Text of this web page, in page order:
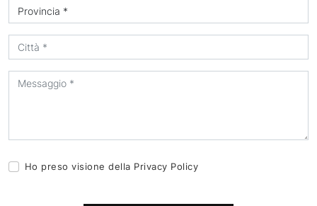
Ho preso visione della Privacy Policy